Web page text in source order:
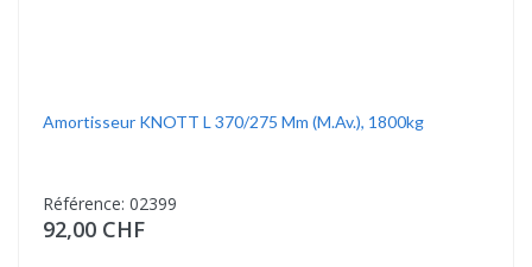
Amortisseur KNOTT L 370/275 Mm (m.av.), 1800kg
Référence: 02399
92,00 CHF